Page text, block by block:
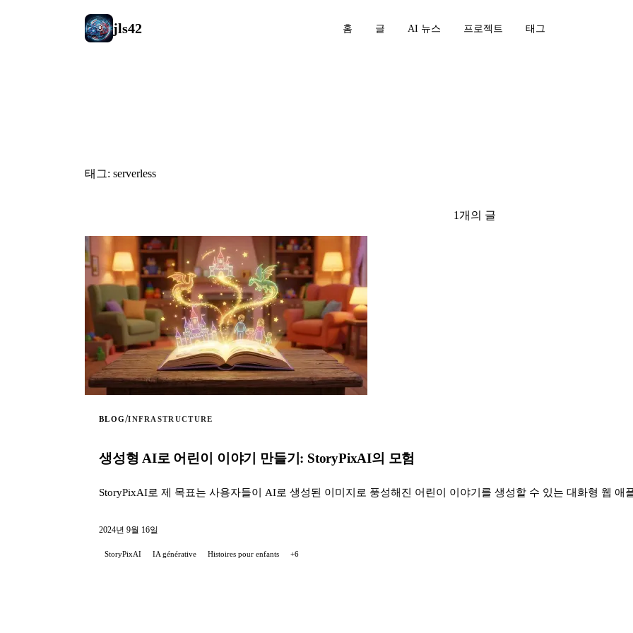
jls42 홈 글 AI 뉴스 프로젝트 태그
태그: serverless
1개의 글
BLOG/INFRASTRUCTURE
생성형 AI로 어린이 이야기 만들기: StoryPixAI의 모험
StoryPixAI로 제 목표는 사용자들이 AI로 생성된 이미지로 풍성해진 어린이 이야기를 생성할 수 있는 대화형 웹 애
2024년 9월 16일
StoryPixAI IA générative Histoires pour enfants +6